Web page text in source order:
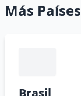
Más Países
Brasil